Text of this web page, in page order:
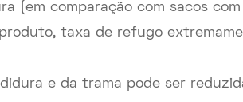
(em comparação com sacos
taxa de refugo
e da trama pode ser